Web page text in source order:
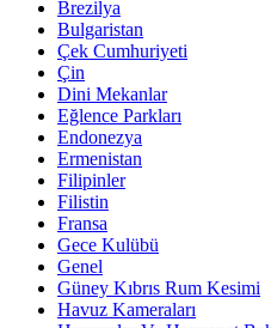
Brezilya
Bulgaristan
Çek Cumhuriyeti
Çin
Dini Mekanlar
Eğlence Parkları
Endonezya
Ermenistan
Filipinler
Filistin
Fransa
Gece Kulübü
Genel
Güney Kıbrıs Rum Kesimi
Havuz Kameraları